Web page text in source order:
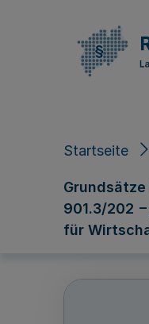
Startseite
901.3/202
für